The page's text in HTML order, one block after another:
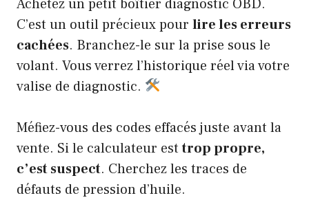
Achetez un petit boîtier diagnostic OBD.
C’est un outil précieux pour lire les erreurs
cachées. Branchez-le sur la prise sous le
volant. Vous verrez l’historique réel via votre
valise de diagnostic.
Méfiez-vous des codes effacés juste avant la
vente. Si le calculateur esttrop propre,
c’est suspect. Cherchez les traces de
défauts de pression d’huile.